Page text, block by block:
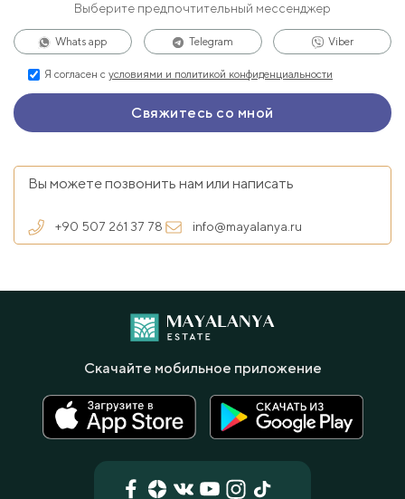
Выберите предпочтительный мессенджер
Whats app Telegram Viber
Я согласен с условиями и политикой конфиденциальности
Вы можете позвонить нам или написать
+90 507 261 37 78 info@mayalanya.ru
Скачайте мобильное приложение